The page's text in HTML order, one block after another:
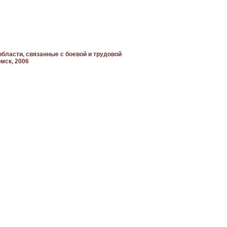
связанные с боевой и трудовой
2006